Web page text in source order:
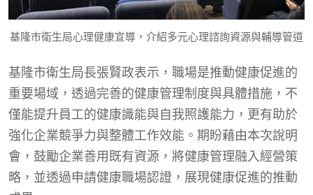
基隆市衛生局心理健康宣導，介紹多元心理諮詢資源與輔導管道
基隆市衛生局長張賢政表示，職場是推動健康促進的
重要場域，透過完善的健康管理制度與具體措施，不
僅能提升員工的健康識能與自我照護能力，更有助於
強化企業競爭力與整體工作效能。期盼藉由本次說明
會，鼓勵企業善用既有資源，將健康管理融入經營策
略，並透過申請健康職場認證，展現健康促進的推動